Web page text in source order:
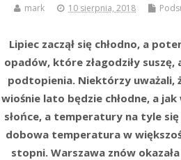
mark 10 sierpnia, 2018
Lipiec zaczął się chłodno, a
opadów, które złagodziły
podtopienia. Niektórzy uważali,
wiośnie lato będzie chłodne, a
słońce, a temperatury na tyle
dobowa temperatura w
stopni. Warszawa znów